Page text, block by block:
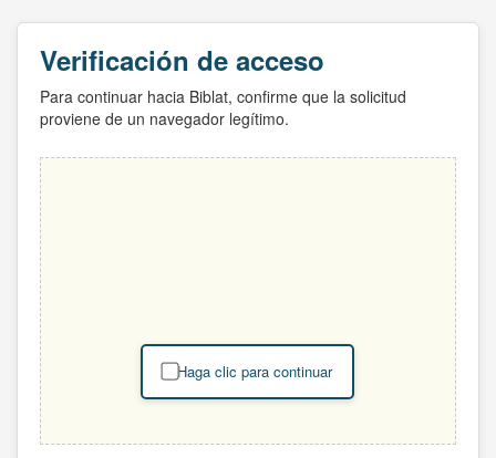
Verificación de acceso
Para continuar hacia Biblat, confirme que la solicitud
proviene de un navegador legítimo.
Haga clic para continuar